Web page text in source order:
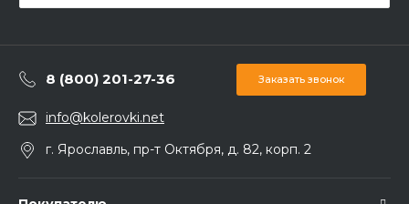
8 (800) 201-27-36 Заказать звонок
info@kolerovki.net
г. Ярославль, пр-т Октября, д. 82, корп. 2